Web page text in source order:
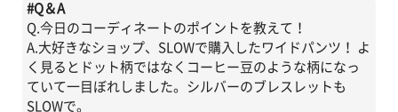
#Q＆A
Q.今日のコーディネートのポイントを教えて！
A.大好きなショップ、SLOWで購入したワイドパンツ！ よ
く見るとドット柄ではなくコーヒー豆のような柄になっ
ていて一目ぼれしました。シルバーのブレスレットも
SLOWで。